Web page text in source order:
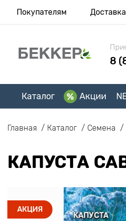
Покупателям
8
Каталог Акции
Главная Каталог Семена
КАПУСТА
АКЦИЯ